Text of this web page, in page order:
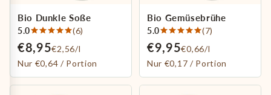
Bio Dunkle Soße
5.0 (6)
€8,95€2,56/l
Nur €0,64 / Portion
Bio Gemüsebrühe
5.0 (7)
€9,95€0,66/l
Nur €0,17 / Portion